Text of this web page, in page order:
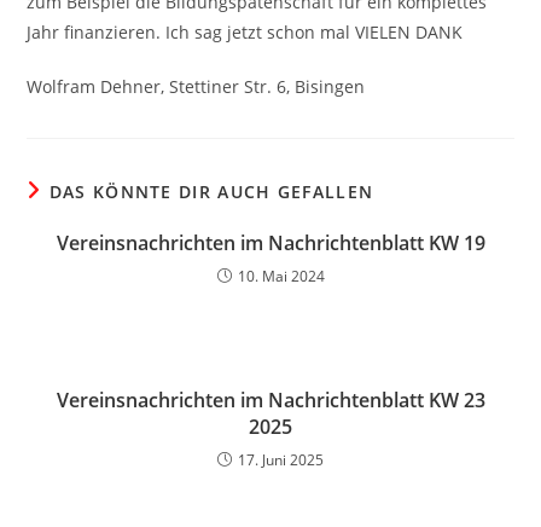
Jahr finanzieren. Ich sag jetzt schon mal VIELEN DANK
Wolfram Dehner, Stettiner Str. 6, Bisingen
DAS KÖNNTE DIR AUCH GEFALLEN
Vereinsnachrichten im Nachrichtenblatt KW 19
10. Mai 2024
Vereinsnachrichten im Nachrichtenblatt KW 23
2025
17. Juni 2025